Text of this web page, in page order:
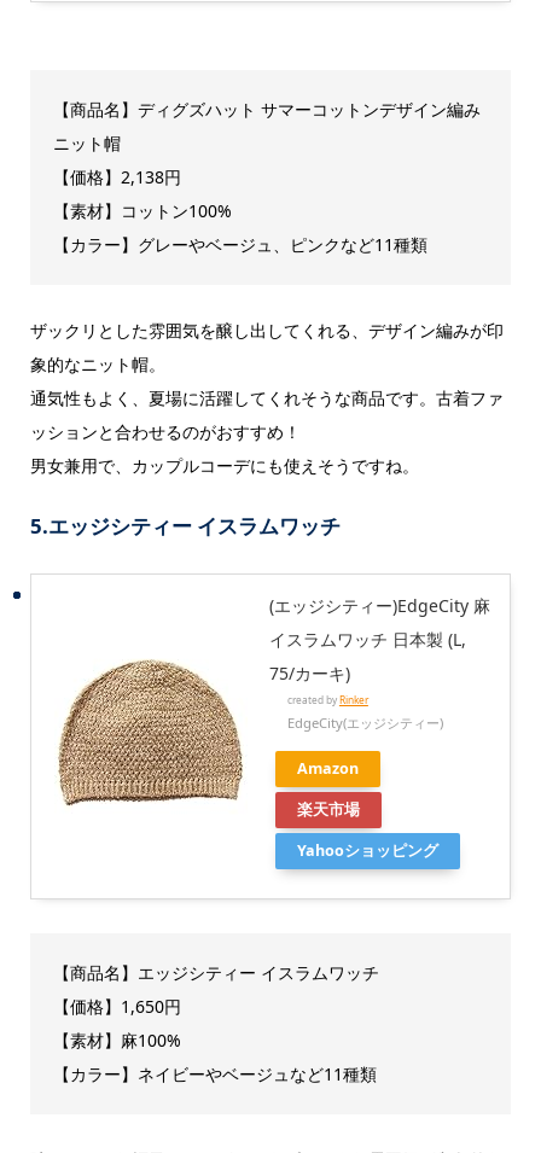
【商品名】 ディグズハット サマーコットンデザイン編み
ニット帽
【価格】2,138円
【素材】コットン100%
【カラー】グレーやベージュ、ピンクなど11種類
ザックリとした雰囲気を醸し出してくれる、デザイン編みが印
象的なニット帽。
通気性もよく、夏場に活躍してくれそうな商品です。古着ファ
ッションと合わせるのがおすすめ！
男女兼用で、カップルコーデにも使えそうですね。
5.エッジシティー イスラムワッチ
(エッジシティー)EdgeCity 麻
イスラムワッチ 日本製 (L,
75/カーキ)
created byRinker
EdgeCity(エッジシティー)
Amazon
楽天市場
Yahooショッピング
【商品名】 エッジシティー イスラムワッチ
【価格】1,650円
【素材】麻100%
【カラー】ネイビーやベージュなど11種類